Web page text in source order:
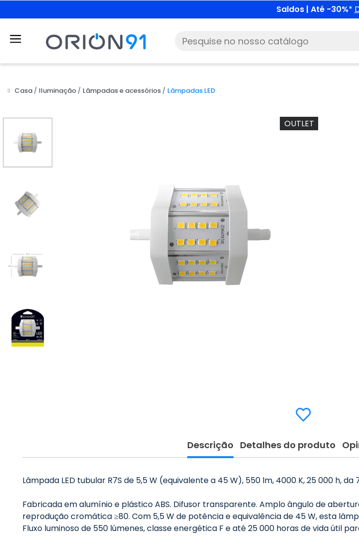
Saldos | Até -30%*
Casa Iluminação Lâmpadas e acessórios Lâmpadas LED
OUTLET
Descrição Detalhes do produto
Lâmpada LED tubular R7S de 5,5 W (equivalente a 45 W), 550 lm, 4000 K, 25 000 h,
Fabricada em alumínio e plástico ABS. Difusor transparente. Amplo ângulo de
reprodução cromática ≥80. Com 5,5 W de potência e equivalência de 45 W, esta
Fluxo luminoso de 550 lúmenes, classe energética F e até 25 000 horas de vida útil